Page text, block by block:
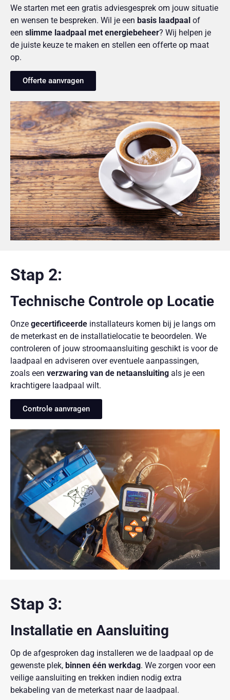
We starten met een gratis adviesgesprek om jouw situatie
en wensen te bespreken. Wil je een basis laadpaal of
een slimme laadpaal met energiebeheer? Wij helpen je
de juiste keuze te maken en stellen een offerte op maat
op.
Offerte aanvragen
Stap 2:
Technische Controle op Locatie
Onze gecertificeerde installateurs komen bij je langs om
de meterkast en de installatielocatie te beoordelen. We
controleren of jouw stroomaansluiting geschikt is voor de
laadpaal en adviseren over eventuele aanpassingen,
zoals een verzwaring van de netaansluiting als je een
krachtigere laadpaal wilt.
Controle aanvragen
Stap 3:
Installatie en Aansluiting
Op de afgesproken dag installeren we de laadpaal op de
gewenste plek, binnen één werkdag. We zorgen voor een
veilige aansluiting en trekken indien nodig extra
bekabeling van de meterkast naar de laadpaal.